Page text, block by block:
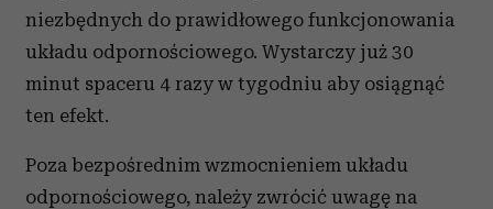
niezbędnych do prawidłowego funkcjonowania
układu odpornościowego. Wystarczy już 30
minut spaceru 4 razy w tygodniu aby osiągnąć
ten efekt.
Poza bezpośrednim wzmocnieniem układu
odpornościowego, należy zwrócić uwagę na